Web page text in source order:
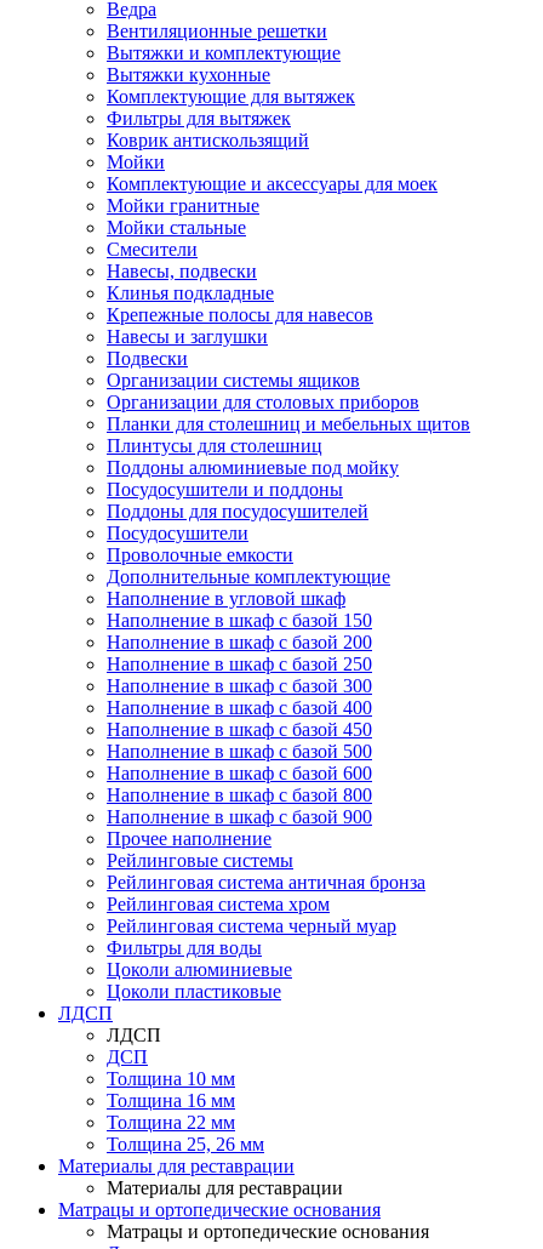
Ведра
Вентиляционные решетки
Вытяжки и комплектующие
Вытяжки кухонные
Комплектующие для вытяжек
Фильтры для вытяжек
Коврик антискользящий
Мойки
Комплектующие и аксессуары для моек
Мойки гранитные
Мойки стальные
Смесители
Навесы, подвески
Клинья подкладные
Крепежные полосы для навесов
Навесы и заглушки
Подвески
Организации системы ящиков
Организации для столовых приборов
Планки для столешниц и мебельных щитов
Плинтусы для столешниц
Поддоны алюминиевые под мойку
Посудосушители и поддоны
Поддоны для посудосушителей
Посудосушители
Проволочные емкости
Дополнительные комплектующие
Наполнение в угловой шкаф
Наполнение в шкаф с базой 150
Наполнение в шкаф с базой 200
Наполнение в шкаф с базой 250
Наполнение в шкаф с базой 300
Наполнение в шкаф с базой 400
Наполнение в шкаф с базой 450
Наполнение в шкаф с базой 500
Наполнение в шкаф с базой 600
Наполнение в шкаф с базой 800
Наполнение в шкаф с базой 900
Прочее наполнение
Рейлинговые системы
Рейлинговая система античная бронза
Рейлинговая система хром
Рейлинговая система черный муар
Фильтры для воды
Цоколи алюминиевые
Цоколи пластиковые
ЛДСП
ЛДСП
ДСП
Толщина 10 мм
Толщина 16 мм
Толщина 22 мм
Толщина 25, 26 мм
Материалы для реставрации
Материалы для реставрации
Матрацы и ортопедические основания
Матрацы и ортопедические основания